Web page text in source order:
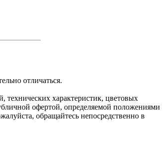
отличаться.
технических характеристик, цветовых
офертой, определяемой положениями
обращайтесь непосредственно в